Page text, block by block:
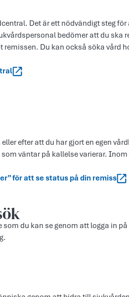
Det är ett nödvändigt steg för
bedömer att du ska
Du kan också söka vård
efter att du har gjort en egen
väntar på kallelse varierar.
för att se status på din remiss
du kan se genom att logga in